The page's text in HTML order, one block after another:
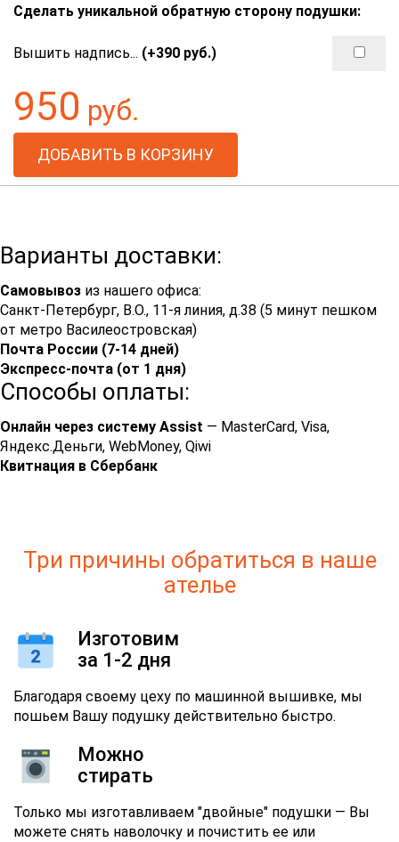
Сделать уникальной обратную сторону подушки:
Вышить надпись... (+390 руб.)
950 руб.
Варианты доставки:
Самовывоз из нашего офиса:
Санкт-Петербург, В.О., 11-я линия, д.38 (5 минут пешком
от метро Василеостровская)
Почта России (7-14 дней)
Экспресс-почта (от 1 дня)
Способы оплаты:
Онлайн через систему Assist — MasterCard, Visa,
Яндекс.Деньги, WebMoney, Qiwi
Квитнация в Сбербанк
Три причины обратиться в наше
ателье
Изготовим
за 1-2 дня
Благодаря своему цеху по машинной вышивке, мы
пошьем Вашу подушку действительно быстро.
Можно
стирать
Только мы изготавливаем "двойные" подушки — Вы
можете снять наволочку и почистить ее или